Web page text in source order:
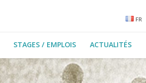
FR
STAGES / EMPLOIS ACTUALITÉS